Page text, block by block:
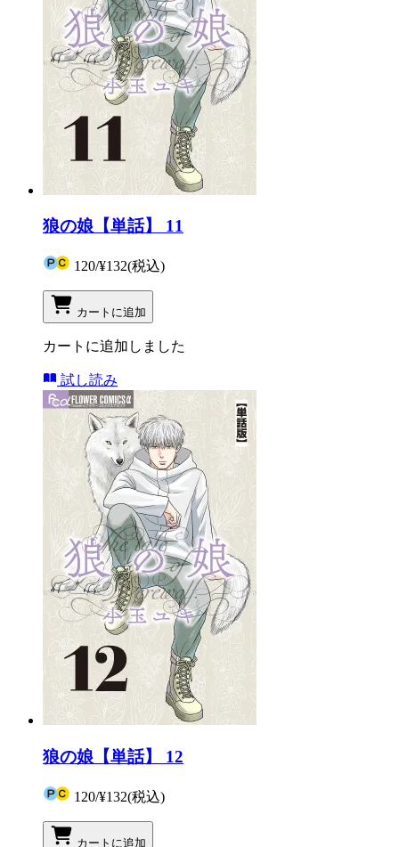
狼の娘【単話】 11
120/¥132(税込)
カートに追加
カートに追加しました
試し読み
狼の娘【単話】 12
120/¥132(税込)
カートに追加